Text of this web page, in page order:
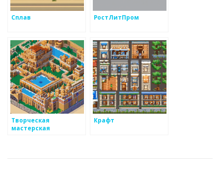
Сплав РостЛитПром
Творческая
мастерская
Крафт